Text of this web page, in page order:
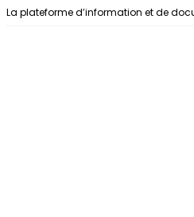
Aller au contenu
La plateforme d’information et de